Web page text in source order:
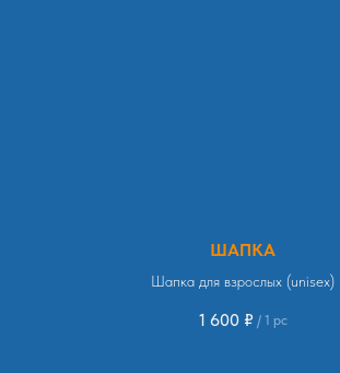
ШАПКА
Шапка для взрослых (unisex)
1 600 ₽ / 1 pc